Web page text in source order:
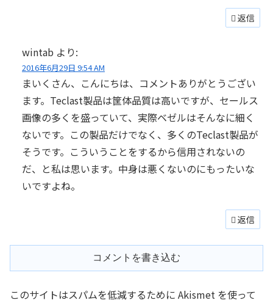
返信
wintab より:
2016年6月29日 9:54 AM
まいくさん、こんにちは、コメントありがとうござい
ます。Teclast製品は筐体品質は高いですが、セールス
画像の多くを盛っていて、実際ベゼルはそんなに細く
ないです。この製品だけでなく、多くのTeclast製品が
そうです。こういうことをするから信用されないの
だ、と私は思います。中身は悪くないのにもったいな
いですよね。
返信
コメントを書き込む
このサイトはスパムを低減するために Akismet を使って